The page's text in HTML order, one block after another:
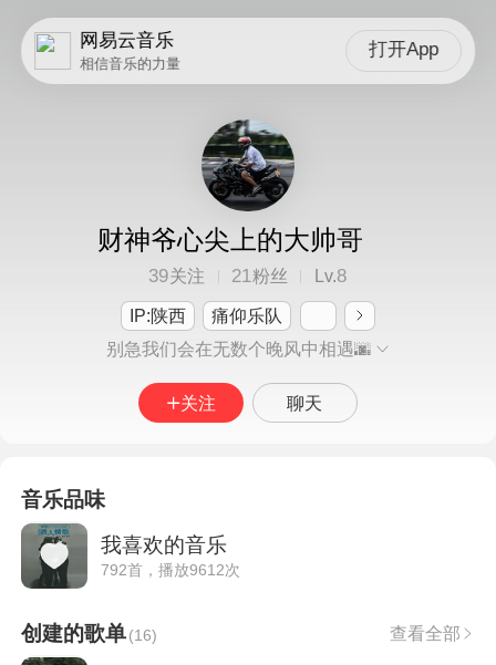
网易云音乐
相信音乐的力量
打开App
财神爷心尖上的大帅哥
39关注 21粉丝 Lv.8
IP:陕西
痛仰乐队
别急我们会在无数个晚风中相遇🌆
关注 聊天
音乐品味
我喜欢的音乐
792首，播放9612次
创建的歌单(16) 查看全部